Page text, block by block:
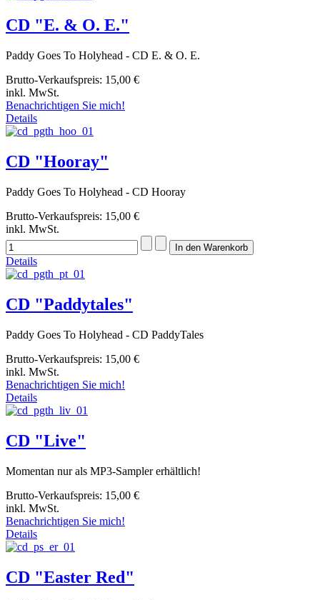
CD "E. & O. E."
Paddy Goes To Holyhead - CD E. & O. E.
Brutto-Verkaufspreis: 15,00 €
inkl. MwSt.
Benachrichtigen Sie mich!
Details
CD "Hooray"
Paddy Goes To Holyhead - CD Hooray
Brutto-Verkaufspreis: 15,00 €
inkl. MwSt.
Details
CD "Paddytales"
Paddy Goes To Holyhead - CD PaddyTales
Brutto-Verkaufspreis: 15,00 €
inkl. MwSt.
Benachrichtigen Sie mich!
Details
CD "Live"
Momentan nur als MP3-Sampler erhältlich!
Brutto-Verkaufspreis: 15,00 €
inkl. MwSt.
Benachrichtigen Sie mich!
Details
CD "Easter Red"